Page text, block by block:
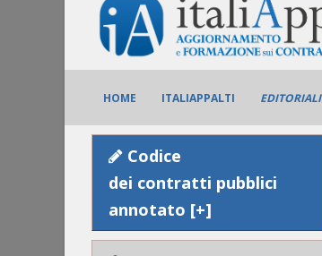
HOME ITALIAPPALTI EDITORIALI
Codice
dei contratti pubblici
annotato [+]